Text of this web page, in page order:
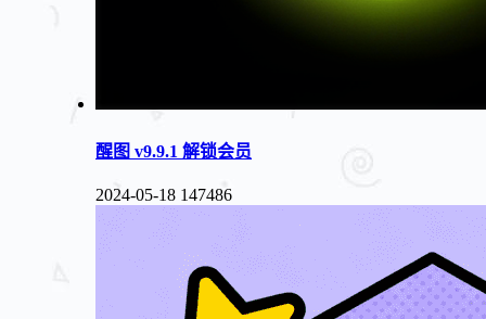
醒图 v9.9.1 解锁会员
2024-05-18 147486